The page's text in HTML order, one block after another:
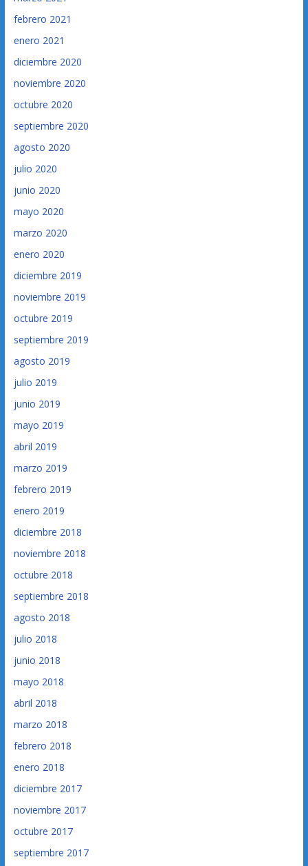
febrero 2021
enero 2021
diciembre 2020
noviembre 2020
octubre 2020
septiembre 2020
agosto 2020
julio 2020
junio 2020
mayo 2020
marzo 2020
enero 2020
diciembre 2019
noviembre 2019
octubre 2019
septiembre 2019
agosto 2019
julio 2019
junio 2019
mayo 2019
abril 2019
marzo 2019
febrero 2019
enero 2019
diciembre 2018
noviembre 2018
octubre 2018
septiembre 2018
agosto 2018
julio 2018
junio 2018
mayo 2018
abril 2018
marzo 2018
febrero 2018
enero 2018
diciembre 2017
noviembre 2017
octubre 2017
septiembre 2017